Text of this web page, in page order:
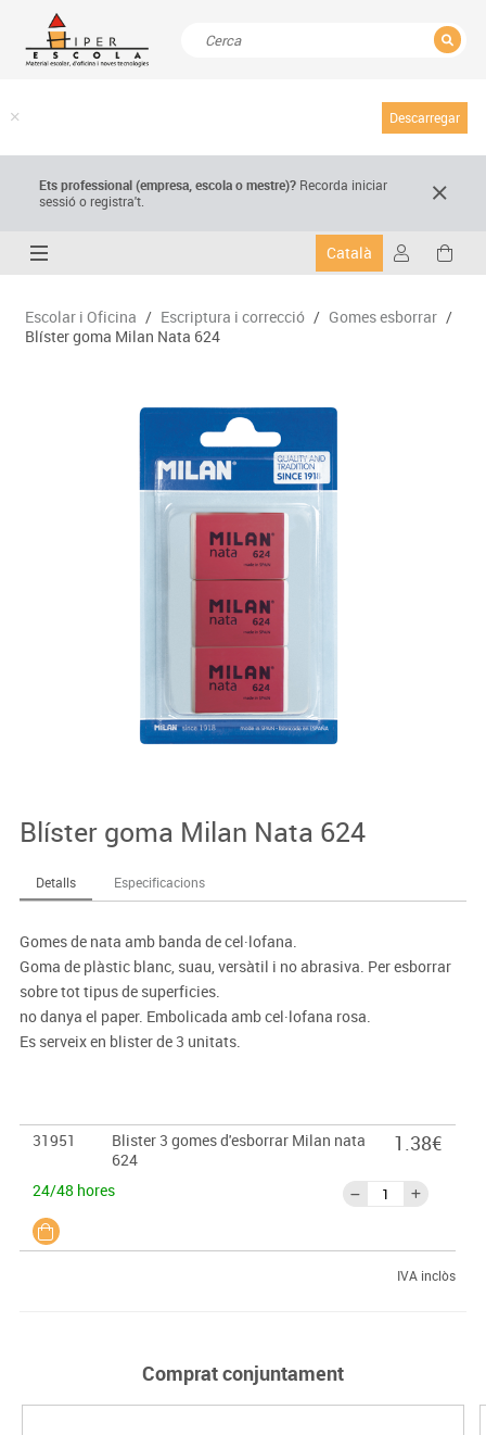
Descarregar
Ets professional (empresa,escola o mestre)? Recorda iniciar
sessió o registra't.
Català
Escolar i Oficina / Escriptura i correcció / Gomes esborrar /
Blíster goma Milan Nata 624
Blíster goma Milan Nata 624
Detalls Especificacions
Gomes de nata amb banda de cel·lofana.
Goma de plàstic blanc, suau, versàtil i no abrasiva. Per esborrar
sobre tot tipus de superficies.
no danya el paper. Embolicada amb cel·lofana rosa.
Es serveix en blister de 3 unitats.
31951
Blister 3 gomes d'esborrar Milan nata
624
24/48 hores
1.38€
IVA inclòs
Comprat conjuntament